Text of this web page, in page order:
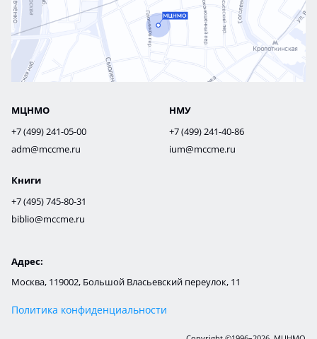
МЦНМО
+7 (499) 241-05-00
adm@mccme.ru
НМУ
+7 (499) 241-40-86
ium@mccme.ru
Книги
+7 (495) 745-80-31
biblio@mccme.ru
Адрес:
Москва, 119002, Большой Власьевский переулок, 11
Политика конфиденциальности